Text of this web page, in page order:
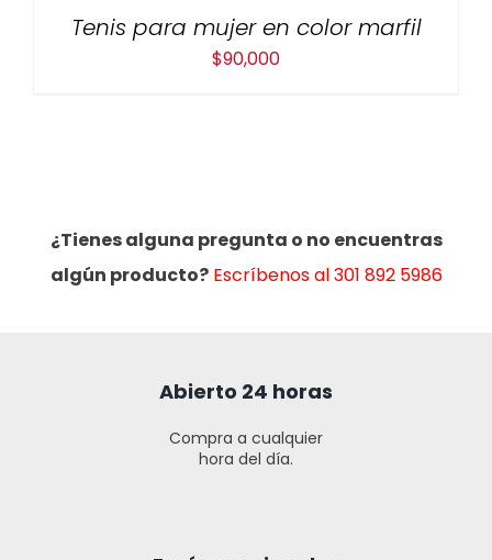
Tenis para mujer en color marfil
$90,000
¿Tienes alguna pregunta o no encuentras
algún producto? Escríbenos al 301 892 5986
Abierto 24 horas
Compra a cualquier
hora del día.